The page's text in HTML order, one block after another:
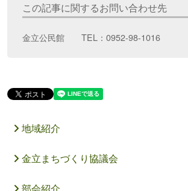
この記事に関するお問い合わせ先
金立公民館 TEL：0952-98-1016
地域紹介
金立まちづくり協議会